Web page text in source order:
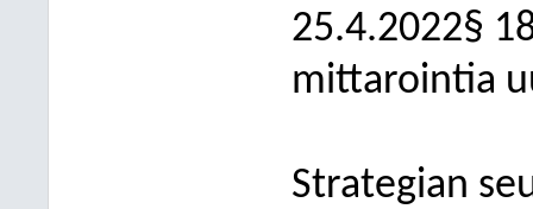
25.4.2022§
mittarointia
Strategian